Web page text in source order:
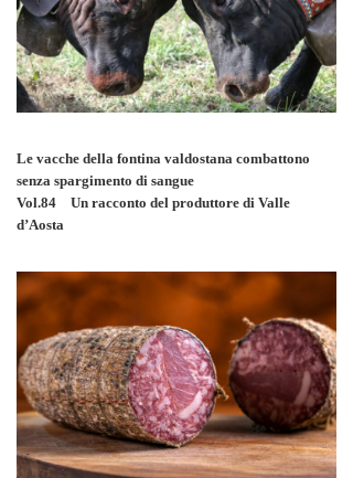
Le vacche della fontina valdostana combattono
senza spargimento di sangue
Vol.84 Un racconto del produttore di Valle
d’Aosta